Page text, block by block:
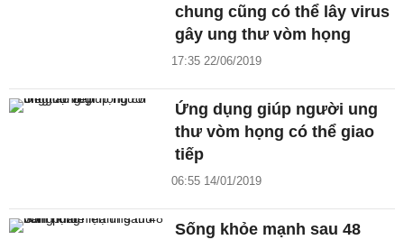
chung cũng có thể lây virus
gây ung thư vòm họng
17:35 22/06/2019
Ứng dụng giúp người ung
thư vòm họng có thể giao
tiếp
06:55 14/01/2019
Sống khỏe mạnh sau 48